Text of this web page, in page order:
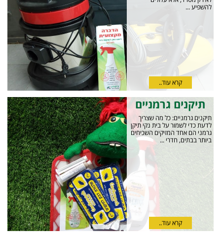
להשפיע ...
קרא עוד..
תיקנים גרמניים
תיקנים גרמניים: כל מה שצריך
לדעת כדי לשמור על בית נקי תיקן
גרמני הם אחד המזיקים השכיחים
ביותר בבתים, חדרי ...
קרא עוד..